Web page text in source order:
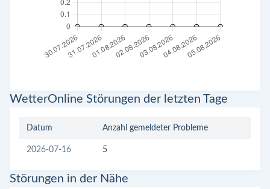
WetterOnline Störungen der letzten Tage
Datum Anzahl gemeldeter Probleme
2026-07-16 5
Störungen in der Nähe